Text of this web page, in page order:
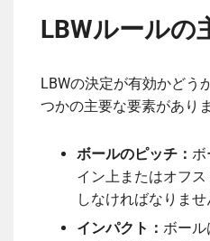
LBWルールの
LBWの決定が有効かどう
つかの主要な要素があり
ボールのピッチ： ボ
イン上またはオフ
しなければなりませ
インパクト： ボール